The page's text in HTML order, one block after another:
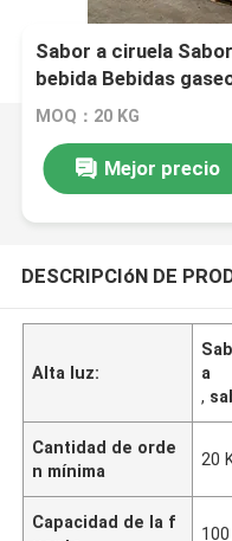
Sabor a ciruela
bebida Bebidas
MOQ：20 KG
Mejor precio
DESCRIPCIóN DE
Alta luz:
a
,
Cantidad de orde
n mínima
20
Capacidad de la f